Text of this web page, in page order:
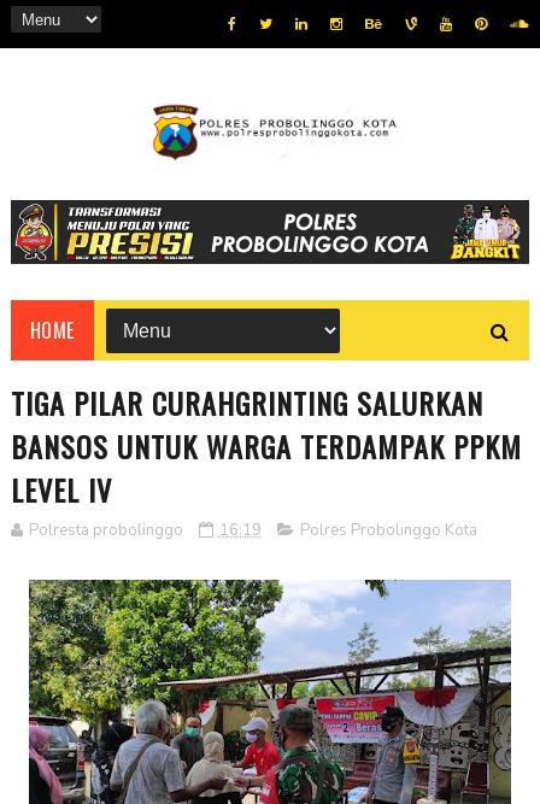
HOME
TIGA PILAR CURAHGRINTING SALURKAN
BANSOS UNTUK WARGA TERDAMPAK PPKM
LEVEL IV
Polresta probolinggo 16:19 Polres Probolinggo Kota